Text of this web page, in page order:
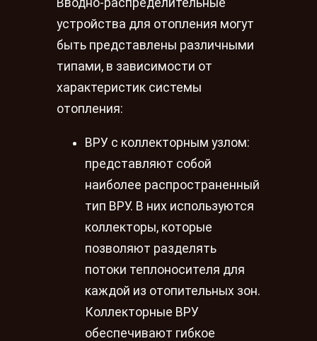
Вводно-распределительные
устройства для отопления могут
быть представлены различными
типами, в зависимости от
характеристик системы
отопления:
ВРУ с коллекторным узлом:
представляют собой
наиболее распространенный
тип ВРУ. В них используются
коллекторы, которые
позволяют разделять
потоки теплоносителя для
каждой из отопительных зон.
Коллекторные ВРУ
обеспечивают гибкое